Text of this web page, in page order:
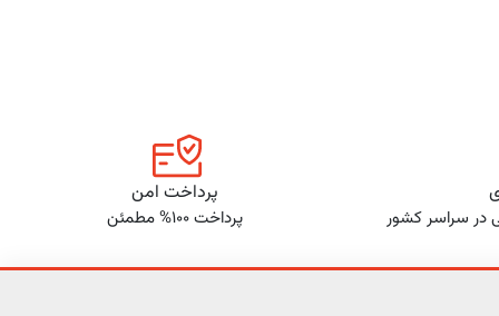
در سراسر کشور
پرداخت امن
پرداخت 100% مطمئن